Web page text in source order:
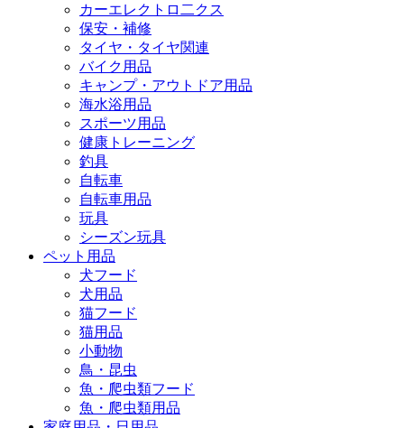
カーエレクトロ二クス
保安・補修
タイヤ・タイヤ関連
バイク用品
キャンプ・アウトドア用品
海水浴用品
スポーツ用品
健康トレーニング
釣具
自転車
自転車用品
玩具
シーズン玩具
ペット用品
犬フード
犬用品
猫フード
猫用品
小動物
鳥・昆虫
魚・爬虫類フード
魚・爬虫類用品